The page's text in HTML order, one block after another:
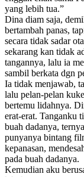
yang lebih tua.”
Dina diam saja,
bertambah panas,
secara tidak sadar
sekarang kan tidak
tangannya, lalu ia
sambil berkata dgn
Ia tidak menjawab,
lalu pelan-pelan
bertemu lidahnya.
erat-erat. Tanganku
buah dadanya,
punyanya bintang
kepanasan,
pada buah dadanya.
Kemudian aku